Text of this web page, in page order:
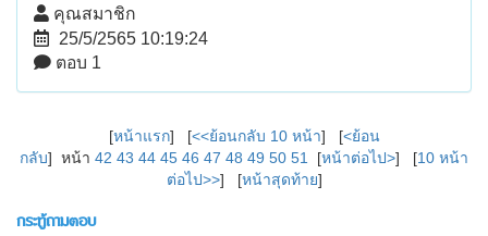
คุณสมาชิก
25/5/2565 10:19:24
ตอบ 1
[หน้าแรก] [<<ย้อนกลับ 10 หน้า] [<ย้อน
กลับ] หน้า 42 43 44 45 46 47 48 49 50 51 [หน้าต่อไป>] [10 หน้า
ต่อไป>>] [หน้าสุดท้าย]
กระทู้ถามตอบ